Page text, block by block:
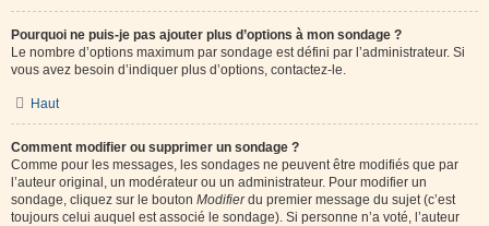
Pourquoi ne puis-je pas ajouter plus d’options à mon sondage ?
Le nombre d’options maximum par sondage est défini par l’administrateur. Si
vous avez besoin d’indiquer plus d’options, contactez-le.
Haut
Comment modifier ou supprimer un sondage ?
Comme pour les messages, les sondages ne peuvent être modifiés que par
l’auteur original, un modérateur ou un administrateur. Pour modifier un
sondage, cliquez sur le bouton Modifierdu premier message du sujet (c’est
toujours celui auquel est associé le sondage). Si personne n’a voté, l’auteur